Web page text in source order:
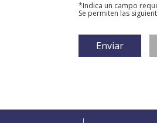
*Indica un campo
Se permiten las